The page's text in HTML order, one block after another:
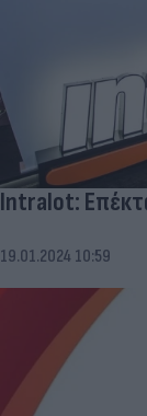
Intralot:
19.01.2024 10:59